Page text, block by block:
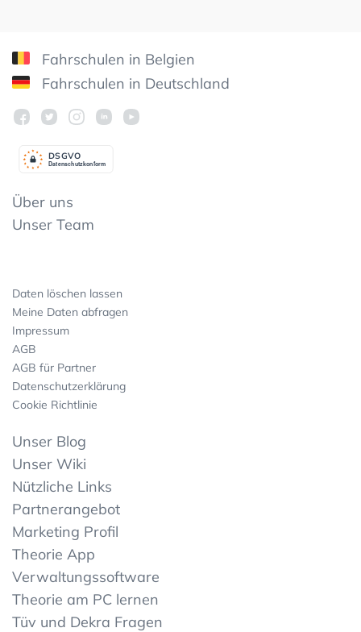
Fahrschulen in Belgien
Fahrschulen in Deutschland
Datenschutzkonform
DSGVO
Über uns
Unser Team
Daten löschen lassen
Meine Daten abfragen
Impressum
AGB
AGB für Partner
Datenschutzerklärung
Cookie Richtlinie
Unser Blog
Unser Wiki
Nützliche Links
Partnerangebot
Marketing Profil
Theorie App
Verwaltungssoftware
Theorie am PC lernen
Tüv und Dekra Fragen